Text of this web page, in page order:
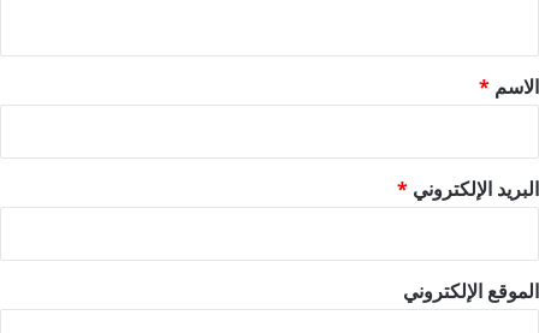
*
الاسم *
البريد الإلكتروني *
الموقع الإلكتروني